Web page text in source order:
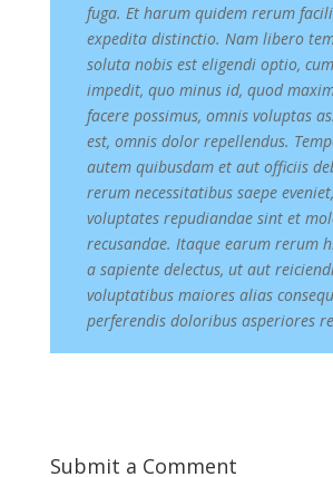
fuga. Et harum quidem rerum
expedita distinctio. Nam libero
soluta nobis est eligendi optio,
impedit, quo minus id, quod
facere possimus, omnis voluptas
est, omnis dolor repellendus.
autem quibusdam et aut officiis
rerum necessitatibus saepe
voluptates repudiandae sint et
recusandae. Itaque earum rerum
a sapiente delectus, ut aut
voluptatibus maiores alias
perferendis doloribus asperiores
Submit a Comment